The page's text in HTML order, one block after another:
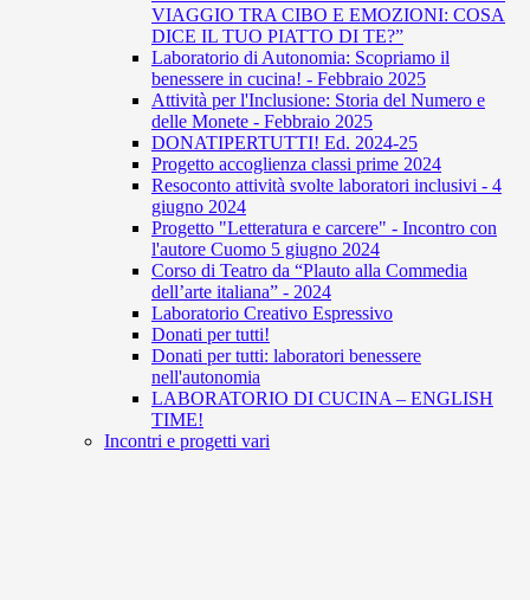
VIAGGIO TRA CIBO E EMOZIONI: COSA
DICE IL TUO PIATTO DI TE?”
Laboratorio di Autonomia: Scopriamo il
benessere in cucina! - Febbraio 2025
Attività per l'Inclusione: Storia del Numero e
delle Monete - Febbraio 2025
DONATIPERTUTTI! Ed. 2024-25
Progetto accoglienza classi prime 2024
Resoconto attività svolte laboratori inclusivi - 4
giugno 2024
Progetto "Letteratura e carcere" - Incontro con
l'autore Cuomo 5 giugno 2024
Corso di Teatro da “Plauto alla Commedia
dell’arte italiana” - 2024
Laboratorio Creativo Espressivo
Donati per tutti!
Donati per tutti: laboratori benessere
nell'autonomia
LABORATORIO DI CUCINA – ENGLISH
TIME!
Incontri e progetti vari